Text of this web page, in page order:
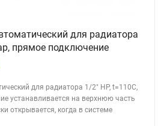
для радиатора
прямое подключение
для радиатора 1/2" НР, t=110C,
устанавливается на верхнюю часть
открывается, когда в системе